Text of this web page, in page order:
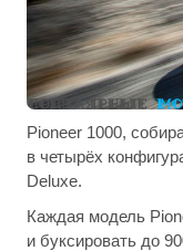
Pioneer 1000,
в четырёх
Deluxe.
Каждая модель
и буксировать до